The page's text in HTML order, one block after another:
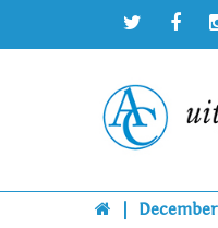
December